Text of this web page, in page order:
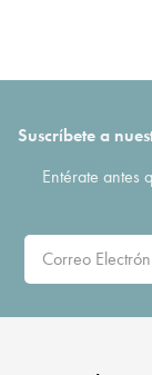
Suscríbete a
Entérate antes